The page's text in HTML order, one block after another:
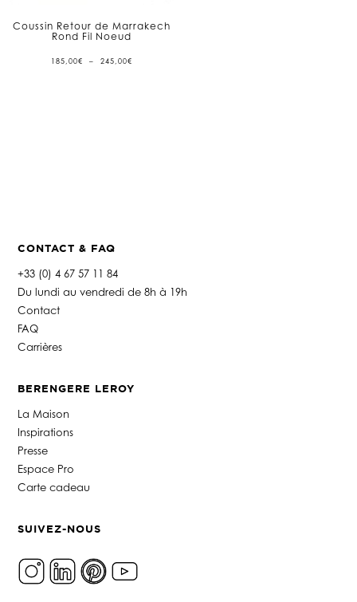
Coussin Retour de Marrakech
Rond Fil Noeud
185,00€ – 245,00€PLAGE
DE
CONTACT & FAQ
+33 (0) 4 67 57 11 84
Du lundi au vendredi de 8h à 19h
Contact
FAQ
Carrières
BERENGERE LEROY
La Maison
Inspirations
Presse
Espace Pro
Carte cadeau
SUIVEZ-NOUS